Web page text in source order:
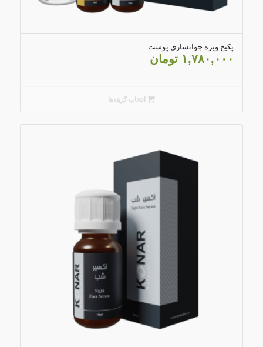
4.83
پکیج ویژه جوانسازی پوست
۱,۷۸۰,۰۰۰ تومان
انتخاب گزینه‌ها